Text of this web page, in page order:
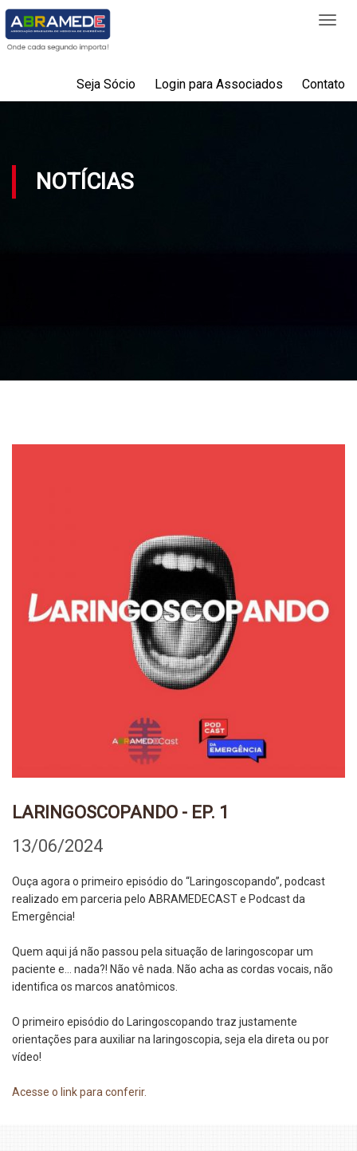
Seja Sócio Login para Associados Contato
NOTÍCIAS
LARINGOSCOPANDO - EP. 1
13/06/2024
Ouça agora o primeiro episódio do “Laringoscopando”, podcast
realizado em parceria pelo ABRAMEDECAST e Podcast da
Emergência!
Quem aqui já não passou pela situação de laringoscopar um
paciente e… nada?! Não vê nada. Não acha as cordas vocais, não
identifica os marcos anatômicos.
O primeiro episódio do Laringoscopando traz justamente
orientações para auxiliar na laringoscopia, seja ela direta ou por
vídeo!
Acesse o link para conferir.